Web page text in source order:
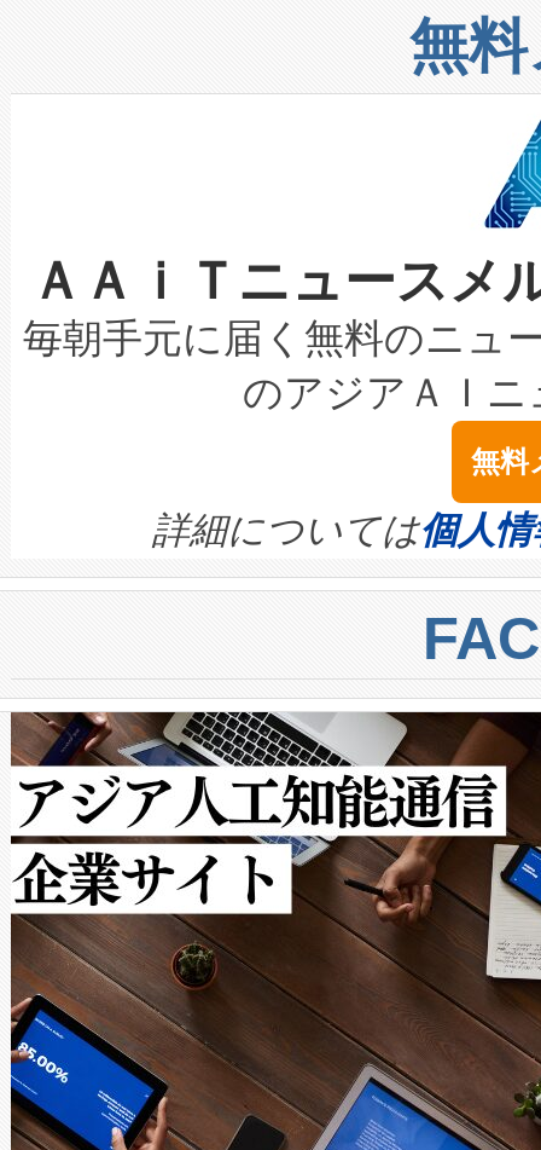
上げおよび商用化段階におけ
設備整備および立ち上げ調整
加組織は、Enzeneのバイオ
選定された製品について、自
取得できる可能性もあります
設には、3億～4億ドルかか
最高経営責任者（CEO）であ
す。「当社のfully-connected
ームを利用すれば、6,000万
きます。この効率性は、フェ
増加しているデータセンター
る電力網に大きな負担をかけ
事業者の負担軽減という課題
系統連系を迅速にし、ピーク
限を超えて利用可能な電力容
持できるよう貢献します。こ
ービスレベル契約（SLA）違
テリー性能の劣化によるダウ
念は、現在データセンターが
ます。 Voltaiq provides a
quality and reliability for AI
BESS stack to ensure battery
centers. Voltaiqは、ai&のAI
からシステム統合、試運転、
クルの各段階のデータを監視
[…]
リューション「Avia 2」を発
したAvia 2は、1,000メート
狭視野のFOVを切り替えるこ
ケーブル、枝などの細かな対
なレーザースポットにより、
な環境下でも豊かなディテー
キロメートル範囲を検出
LiDAR for Inspections,
は1535 nmレーザーを搭載。
イズの小径化を実現すること
す。ノーマルモードでは、
ートル先まで検出でき、これ
トに対して約600メートルに
では、反射率10％のターゲッ
で向上し、最大検知距離は
ットだけで最大1キロメート
ルの変電所周囲を監視でき、
作業と点群処理を簡素化でき
Avia 2は、2種類のFOVオプシ
× 80°のノーマルモード、長
ードを切り替えて使用するこ
ることなく、単一のデバイス
うにします。遠距離まで届く
無
ＡＡｉＴニュース
毎朝手元に届く無料のニュ
のアジアＡＩ
無料
詳細については個人